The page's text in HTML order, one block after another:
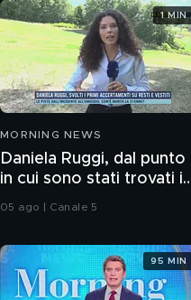
MORNING NEWS
Daniela Ruggi, dal punto
in cui sono stati trovati i
suoi resti
05 ago | Canale 5
1 MIN
95 MIN